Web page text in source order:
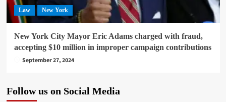
Law New York
New York City Mayor Eric Adams charged with fraud,
accepting $10 million in improper campaign contributions
September 27, 2024
Follow us on Social Media